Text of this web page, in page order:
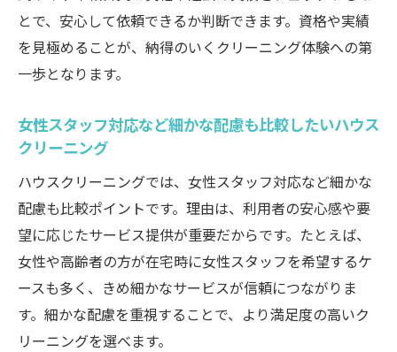
とで、安心して依頼できるか判断できます。資格や実績
を見極めることが、納得のいくクリーニング体験への第
一歩となります。
女性スタッフ対応など細かな配慮も比較したいハウス
クリーニング
ハウスクリーニングでは、女性スタッフ対応など細かな
配慮も比較ポイントです。理由は、利用者の安心感や要
望に応じたサービス提供が重要だからです。たとえば、
女性や高齢者の方が在宅時に女性スタッフを希望するケ
ースも多く、きめ細かなサービスが信頼につながりま
す。細かな配慮を重視することで、より満足度の高いク
リーニングを選べます。